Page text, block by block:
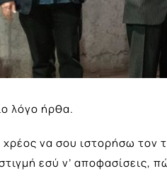
λόγο ήρθα.
να σου ιστορήσω τον
εσύ ν’ αποφασίσεις,